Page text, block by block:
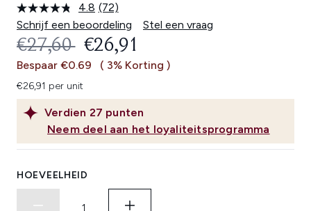
4.8 Lees
72
beoordelingen.
Dezelfde
paginalink.
(72)
Schrijf een beoordeling
Stel een vraag
Verdien 27 punten
Neem deel aan het loyaliteitsprogramma
RECOMMENDED RETAIL PRICE:
€27,60 HUIDIGE PRIJS:
€26,91
Bespaar €0.69 ( 3% Korting )
€26,91 per unit
HOEVEELHEID